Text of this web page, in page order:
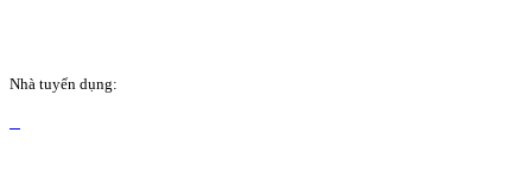
Nhà tuyển dụng: